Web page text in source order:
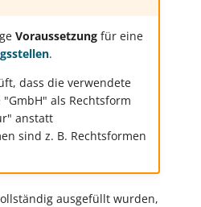
Voraussetzungfür eine
.
dass die verwendete
als Rechtsform
anstatt
sind z. B. Rechtsformen
ausgefüllt wurden,